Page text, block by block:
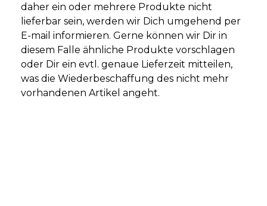
daher ein oder mehrere Produkte nicht
lieferbar sein, werden wir Dich umgehend per
E-mail informieren. Gerne können wir Dir in
diesem Falle ähnliche Produkte vorschlagen
oder Dir ein evtl. genaue Lieferzeit mitteilen,
was die Wiederbeschaffung des nicht mehr
vorhandenen Artikel angeht.